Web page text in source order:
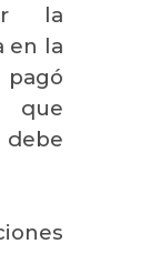
la
en la
pagó